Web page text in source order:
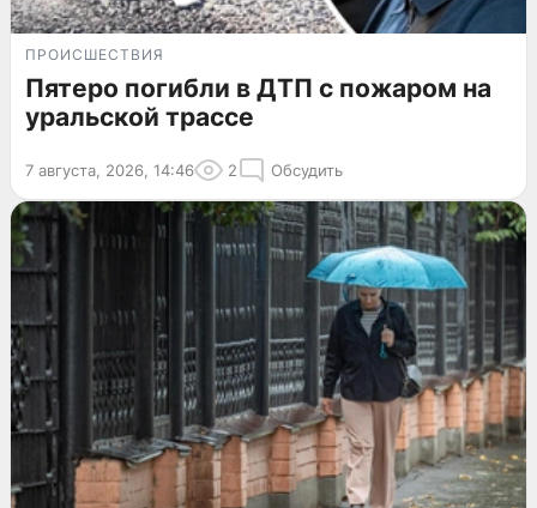
ПРОИСШЕСТВИЯ
Пятеро погибли в ДТП с пожаром на
уральской трассе
7 августа, 2026, 14:46 2 Обсудить